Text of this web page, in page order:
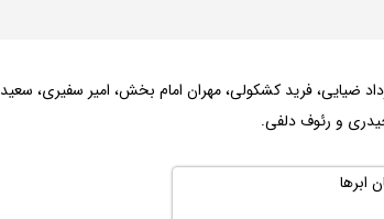
ضیایی، فرید کشکولی، مهران امام بخش، امیر سفیری، سعید
و رئوف دلفی.